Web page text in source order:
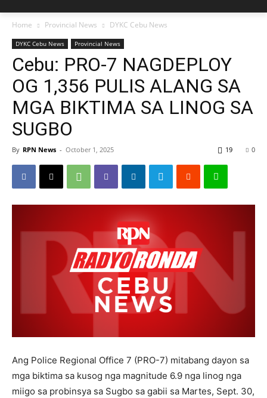
Home Provincial News DYKC Cebu News
DYKC Cebu News Provincial News
Cebu: PRO-7 NAGDEPLOY
OG 1,356 PULIS ALANG SA
MGA BIKTIMA SA LINOG SA
SUGBO
By RPN News - October 1, 2025 0
19
Ang Police Regional Office 7 (PRO-7) mitabang dayon sa
mga biktima sa kusog nga magnitude 6.9 nga linog nga
miigo sa probinsya sa Sugbo sa gabii sa Martes, Sept. 30,